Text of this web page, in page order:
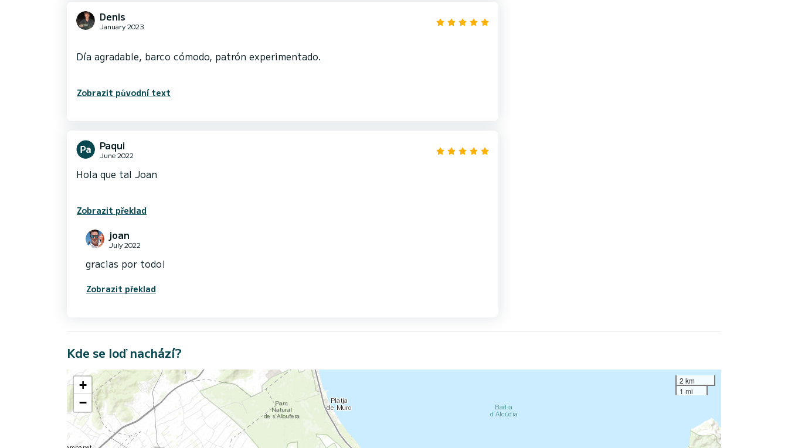
Denis
January 2023
Día agradable, barco cómodo, patrón experimentado.
Zobrazit původní text
Paqui
June 2022
Hola que tal Joan
Zobrazit překlad
joan
July 2022
gracias por todo!
Zobrazit překlad
Kde se loď nachází?
+
−
2 km
1 mi